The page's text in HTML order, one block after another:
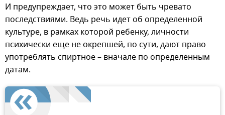
И предупреждает, что это может быть чревато
последствиями. Ведь речь идет об определенной
культуре, в рамках которой ребенку, личности
психически еще не окрепшей, по сути, дают право
употреблять спиртное – вначале по определенным
датам.